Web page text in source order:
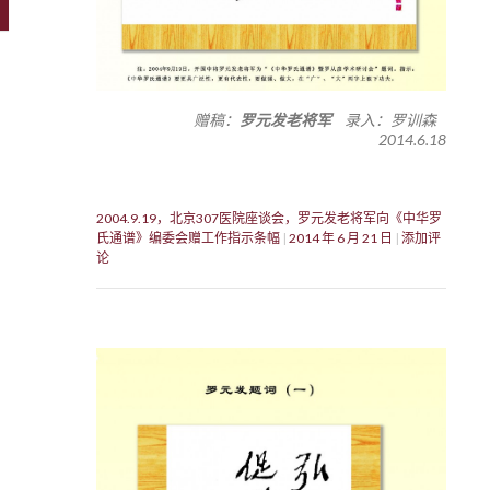
赠稿： 罗元发老将军录入：罗训森
2014.6.18
2004.9.19，北京307医院座谈会，罗元发老将军向《中华罗
氏通谱》编委会赠工作指示条幅 2014 年 6 月 21 日
添加评
论